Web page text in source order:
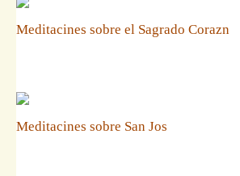
Meditacines sobre el Sagrado Corazn
Meditacines sobre San Jos